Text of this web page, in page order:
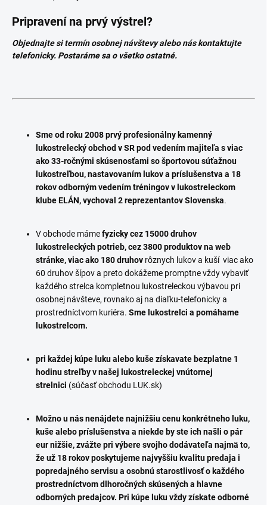
Pripravení na prvý výstrel?
Objednajte si termín osobnej návštevy alebo nás kontaktujte
telefonicky. Postaráme sa o všetko ostatné.
Sme od roku 2008 prvý profesionálny kamenný
lukostrelecký obchod v SR pod vedením majiteľa s viac
ako 33-ročnými skúsenosťami so športovou súťažnou
lukostreľbou, nastavovaním lukov a príslušenstva a 18
rokov odborným vedením tréningov v lukostreleckom
klube ELÁN, vychoval 2 reprezentantov Slovenska.
V obchode mámefyzickycez 15000 druhov
lukostreleckých potrieb, cez 3800 produktov na web
stránke, viac ako 180 druhov rôznych lukov a kuší viac ako
60 druhov šípov a preto dokážeme promptne vždy vybaviť
každého strelca kompletnou lukostreleckou výbavou pri
osobnej návšteve, rovnako aj na diaľku-telefonicky a
prostredníctvom kuriéra. Sme lukostrelci a pomáhame
lukostrelcom.
pri každej kúpe luku alebo kuše získavate bezplatne 1
hodinu streľby v našej lukostreleckej vnútornej
strelnici (súčasť obchodu LUK.sk)
Možno u nás nenájdete najnižšiu cenu konkrétneho luku,
kuše alebo príslušenstva a niekde by ste ich našli o pár
eur nižšie, zvážte pri výbere svojho dodávateľa najmä to,
že už 18 rokov poskytujeme najvyššiu kvalitu predaja i
popredajného servisu a osobnú starostlivosť o každého
prostredníctvom dlhoročných skúsených a hlavne
odborných predajcov. Pri kúpe luku vždy získate odborné